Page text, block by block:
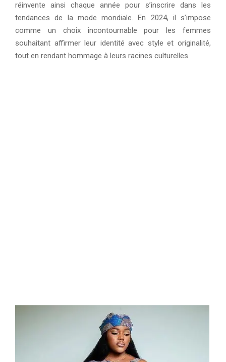
réinvente ainsi chaque année pour s’inscrire dans les
tendances de la mode mondiale. En 2024, il s’impose
comme un choix incontournable pour les femmes
souhaitant affirmer leur identité avec style et originalité,
tout en rendant hommage à leurs racines culturelles.